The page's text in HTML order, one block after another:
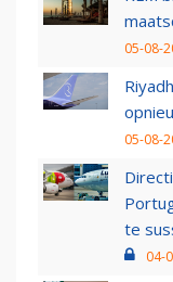
05-08-
05-08-
te
04-